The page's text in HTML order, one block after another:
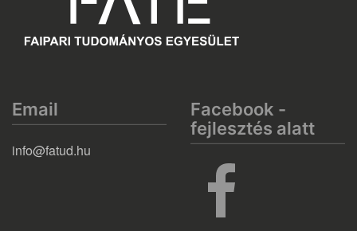
Email
info@fatud.hu
Facebook -
fejlesztés alatt